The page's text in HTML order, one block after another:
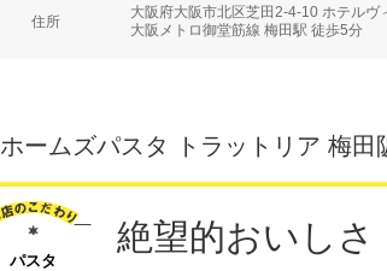
住所
大阪府大阪市北区芝田2-4-10 ホテル
大阪メトロ御堂筋線 梅田駅 徒歩5分
ホームズパスタ トラットリア 梅田
パスタ
絶望的おいしさ